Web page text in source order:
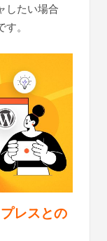
したい場合
。
レスとの